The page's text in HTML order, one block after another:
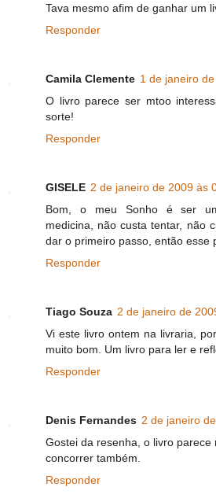
Tava mesmo afim de ganhar um
Responder
Camila Clemente 1 de janeiro
O livro parece ser mtoo
sorte!
Responder
GISELE 2 de janeiro de 2009 às
Bom, o meu Sonho é ser
medicina, não custa tentar, não
dar o primeiro passo, então esse
Responder
Tiago Souza 2 de janeiro de
Vi este livro ontem na livraria,
muito bom. Um livro para ler e
Responder
Denis Fernandes 2 de janeiro
Gostei da resenha, o livro
concorrer também.
Responder